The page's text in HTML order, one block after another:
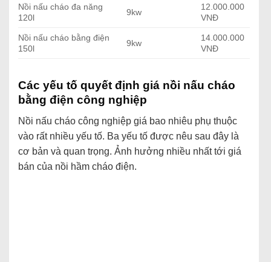
Nồi nấu cháo đa năng
120l
9kw
12.000.000
VNĐ
Nồi nấu cháo bằng điện
150l
9kw
14.000.000
VNĐ
Các yếu tố quyết định giá nồi nấu cháo
bằng điện công nghiệp
Nồi nấu cháo công nghiệp giá bao nhiêu phụ thuộc
vào rất nhiều yếu tố. Ba yếu tố được nêu sau đây là
cơ bản và quan trọng. Ảnh hưởng nhiều nhất tới giá
bán của nồi hầm cháo điện.